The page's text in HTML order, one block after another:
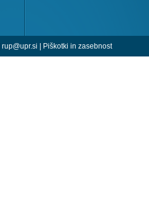
rup@upr.si | Piškotki in zasebnost